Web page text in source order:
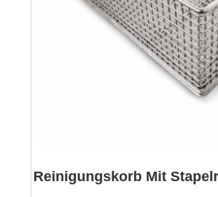
Reinigungskorb Mit